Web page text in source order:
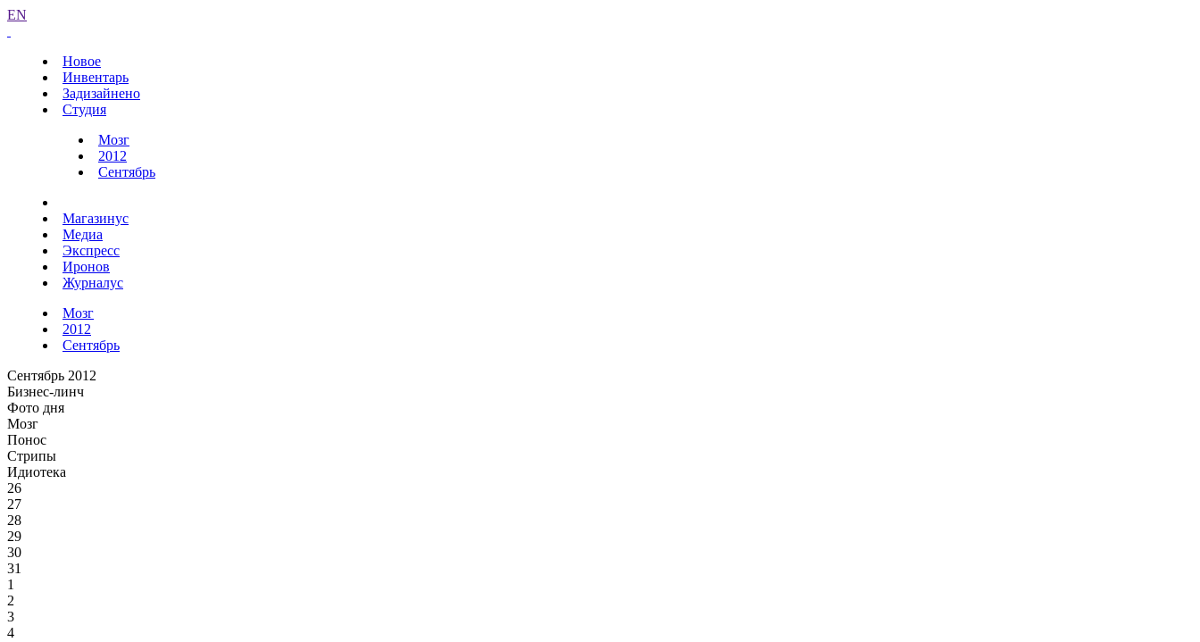
EN
Новое
Инвентарь
Задизайнено
Студия
Мозг
2012
Сентябрь
Магазинус
Медиа
Экспресс
Иронов
Журналус
Мозг
2012
Сентябрь
Сентябрь 2012
Бизнес-линч
Фото дня
Мозг
Понос
Стрипы
Идиотека
26
27
28
29
30
31
1
2
3
4